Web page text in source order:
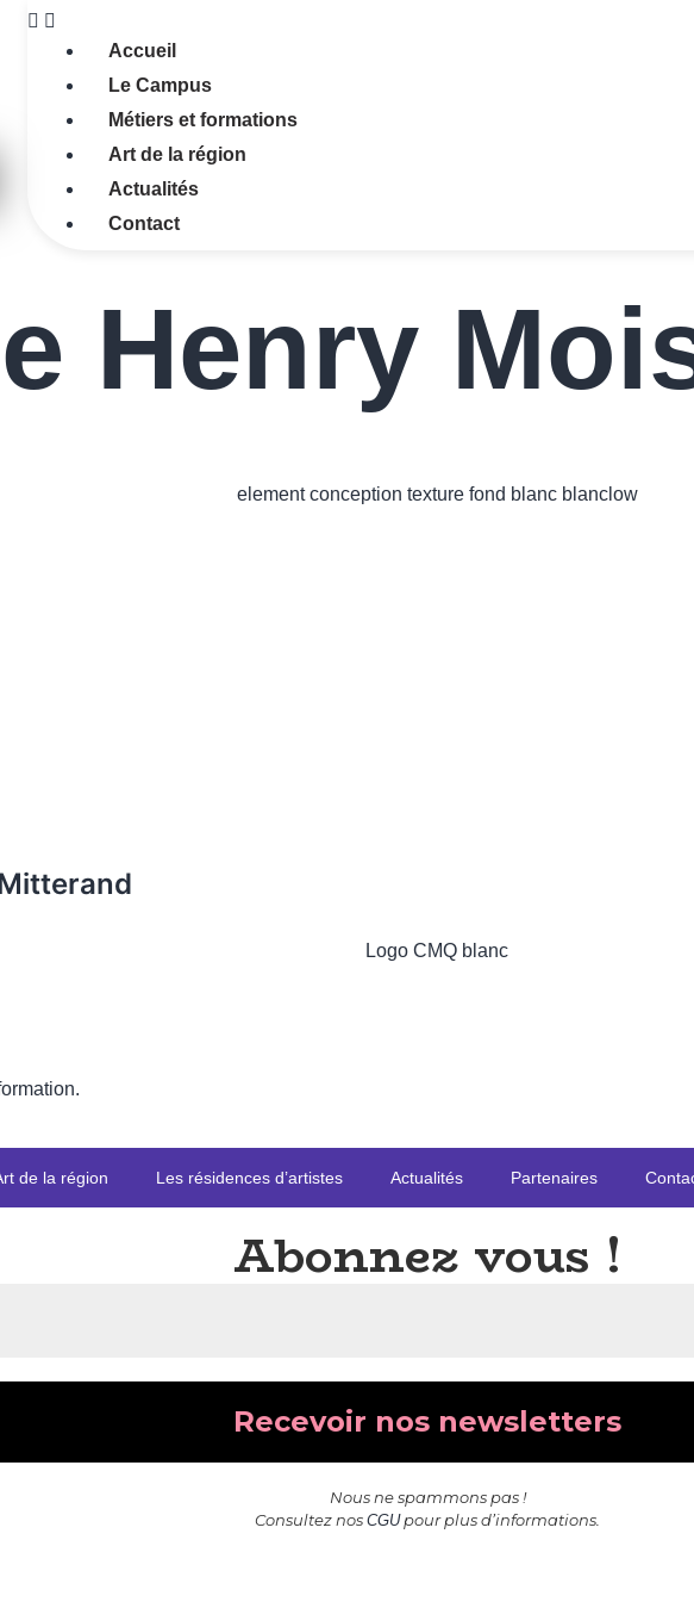
Accueil
Le Campus
Métiers et formations
Art de la région
Actualités
Contact
Henry
de la région Les résidences d’artistes Actualités Partenaires
Abonnez vous !
Nous ne spammons pas !
Consultez nos CGUpour plus d’informations.